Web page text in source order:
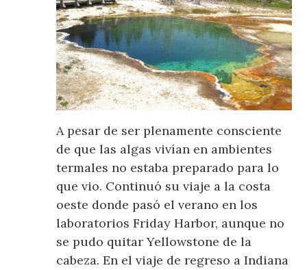
A pesar de ser plenamente consciente
de que las algas vivían en ambientes
termales no estaba preparado para lo
que vio. Continuó su viaje a la costa
oeste donde pasó el verano en los
laboratorios Friday Harbor, aunque no
se pudo quitar Yellowstone de la
cabeza. En el viaje de regreso a Indiana